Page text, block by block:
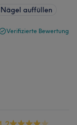
Nägel auffüllen
Verifizierte Bewertung